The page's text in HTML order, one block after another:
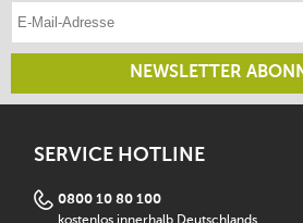
E-Mail-Adresse eintragen
NEWSLETTER
SERVICE HOTLINE
0800 10 80 100
kostenlos innerhalb Deutschlands